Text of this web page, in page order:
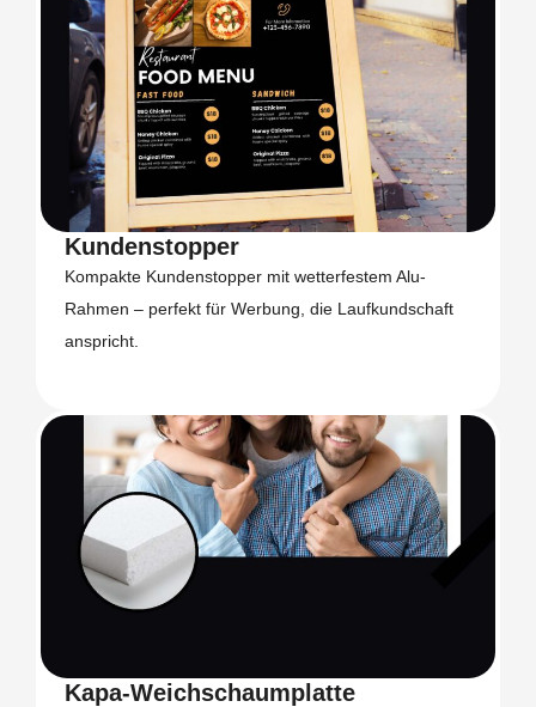
Kundenstopper
Kompakte Kundenstopper mit wetterfestem Alu-
Rahmen – perfekt für Werbung, die Laufkundschaft
anspricht.
Kapa-Weichschaumplatte